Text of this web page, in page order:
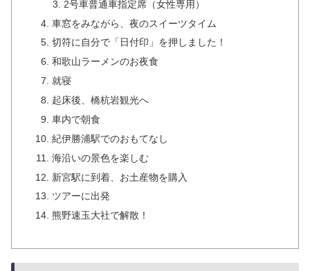
2号車普通車指定席（女性専用）
車窓をみながら、夜のスイーツタイム
切符に自分で「日付印」を押しました！
和歌山ラーメンのお夜食
就寝
起床後、橋杭岩観光へ
車内で朝食
紀伊勝浦駅でのおもてなし
海沿いの景色を楽しむ
新宮駅に到着、お土産物を購入
ツアーに出発
熊野速玉大社で解散！